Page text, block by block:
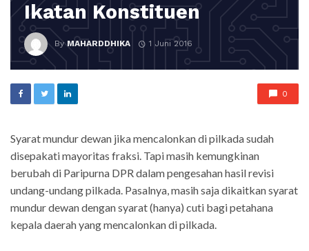
Ikatan Konstituen
ByMAHARDDHIKA 1 Juni 2016
0
Syarat mundur dewan jika mencalonkan di pilkada sudah
disepakati mayoritas fraksi. Tapi masih kemungkinan
berubah di Paripurna DPR dalam pengesahan hasil revisi
undang-undang pilkada. Pasalnya, masih saja dikaitkan syarat
mundur dewan dengan syarat (hanya) cuti bagi petahana
kepala daerah yang mencalonkan di pilkada.